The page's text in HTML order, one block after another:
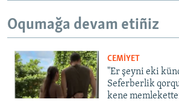
Oqumağa devam etiñiz
CEMİYET
"Er şeyni eki
Seferberlik
kene